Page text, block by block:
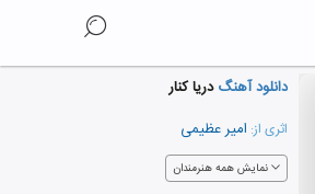
دانلود آهنگدریا کنار
اثری از: امیر عظیمی
نمایش همه هنرمندان